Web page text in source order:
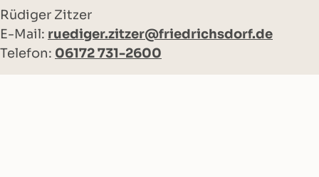
Rüdiger Zitzer
E-Mail: ruediger.zitzer@friedrichsdorf.de
Telefon: 06172 731-2600